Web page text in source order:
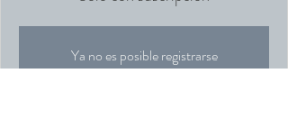
Ya no es posible registrarse